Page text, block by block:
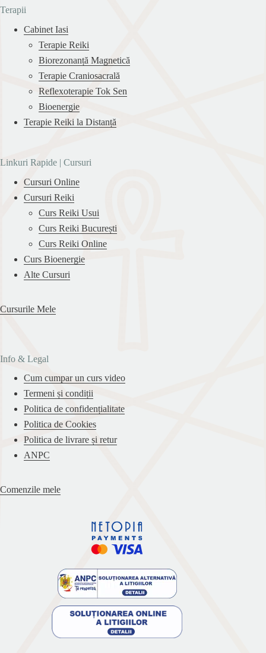
Terapii
Cabinet Iasi
Terapie Reiki
Biorezonanță Magnetică
Terapie Craniosacrală
Reflexoterapie Tok Sen
Bioenergie
Terapie Reiki la Distanță
Linkuri Rapide | Cursuri
Cursuri Online
Cursuri Reiki
Curs Reiki Usui
Curs Reiki București
Curs Reiki Online
Curs Bioenergie
Alte Cursuri
Cursurile Mele
Info & Legal
Cum cumpar un curs video
Termeni și condiții
Politica de confidențialitate
Politica de Cookies
Politica de livrare și retur
ANPC
Comenzile mele